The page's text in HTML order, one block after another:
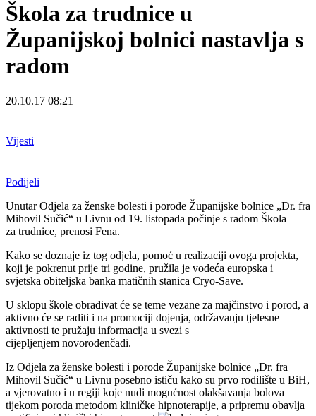
Škola za trudnice u
Županijskoj bolnici nastavlja s
radom
20.10.17 08:21
Vijesti
Podijeli
Unutar Odjela za ženske bolesti i porode Županijske bolnice „Dr. fra
Mihovil Sučić“ u Livnu od 19. listopada počinje s radom Škola
za trudnice, prenosi Fena.
Kako se doznaje iz tog odjela, pomoć u realizaciji ovoga projekta,
koji je pokrenut prije tri godine, pružila je vodeća europska i
svjetska obiteljska banka matičnih stanica Cryo-Save.
U sklopu škole obrađivat će se teme vezane za majčinstvo i porod, a
aktivno će se raditi i na promociji dojenja, održavanju tjelesne
aktivnosti te pružaju informacija u svezi s
cijepljenjem novorođenčadi.
Iz Odjela za ženske bolesti i porode Županijske bolnice „Dr. fra
Mihovil Sučić“ u Livnu posebno ističu kako su prvo rodilište u BiH,
a vjerovatno i u regiji koje nudi mogućnost olakšavanja bolova
tijekom poroda metodom kliničke hipnoterapije, a pripremu obavlja